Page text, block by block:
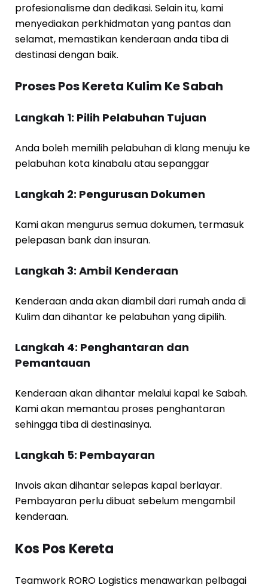
profesionalisme dan dedikasi. Selain itu, kami
menyediakan perkhidmatan yang pantas dan
selamat, memastikan kenderaan anda tiba di
destinasi dengan baik.
Proses Pos Kereta Kulim Ke Sabah
Langkah 1: Pilih Pelabuhan Tujuan
Anda boleh memilih pelabuhan di klang menuju ke
pelabuhan kota kinabalu atau sepanggar
Langkah 2: Pengurusan Dokumen
Kami akan mengurus semua dokumen, termasuk
pelepasan bank dan insuran.
Langkah 3: Ambil Kenderaan
Kenderaan anda akan diambil dari rumah anda di
Kulim dan dihantar ke pelabuhan yang dipilih.
Langkah 4: Penghantaran dan
Pemantauan
Kenderaan akan dihantar melalui kapal ke Sabah.
Kami akan memantau proses penghantaran
sehingga tiba di destinasinya.
Langkah 5: Pembayaran
Invois akan dihantar selepas kapal berlayar.
Pembayaran perlu dibuat sebelum mengambil
kenderaan.
Kos Pos Kereta
Teamwork RORO Logistics menawarkan pelbagai